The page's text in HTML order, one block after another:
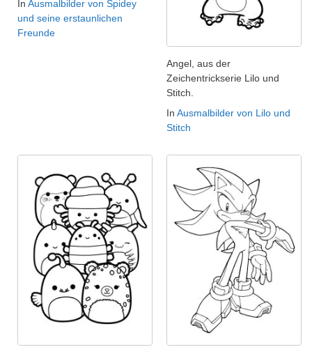
In Ausmalbilder von Spidey
und seine erstaunlichen
Freunde
Angel, aus der
Zeichentrickserie Lilo und
Stitch.
In Ausmalbilder von Lilo und
Stitch